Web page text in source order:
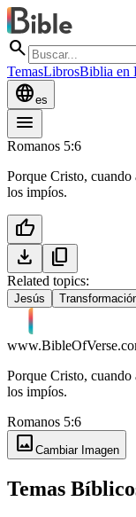
search
TemasLibrosBiblia en
languagees
menu
Romanos 5:6
Porque Cristo,
los impíos.
thumb_up
download
content_copy
Related topics:
Jesús
Porque Cristo,
los impíos.
Romanos 5:6
image Cambiar Imagen
Temas